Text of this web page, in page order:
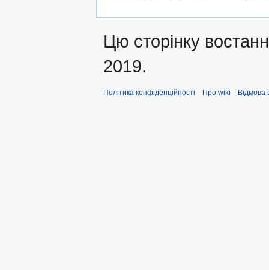
Цю сторінку
2019.
Політика конфіденційності Про wiki Відмова